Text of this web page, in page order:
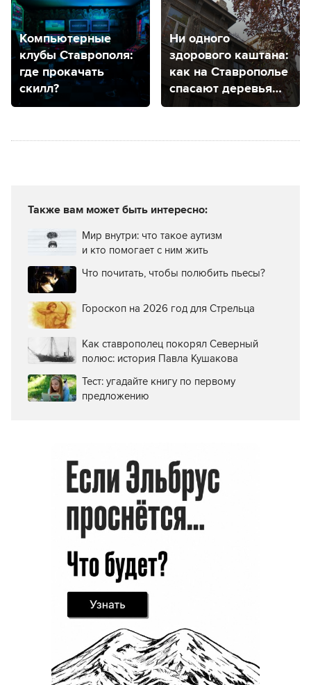
Компьютерные
клубы Ставрополя:
где прокачать
скилл?
Ни одного
здорового каштана:
как на Ставрополье
спасают деревья
от минирующей
Также вам может быть интересно:
Мир внутри: что такое аутизм
и кто помогает с ним жить
Что почитать, чтобы полюбить пьесы?
Гороскоп на 2026 год для Стрельца
Как ставрополец покорял Северный
полюс: история Павла Кушакова
Тест: угадайте книгу по первому
предложению